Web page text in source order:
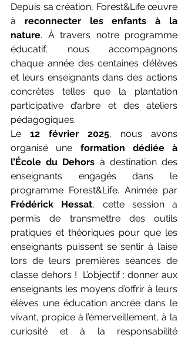
Depuis sa création, Forest&Life œuvre
à reconnecter les enfants à la
nature. À travers notre programme
éducatif, nous accompagnons
chaque année des centaines d’élèves
et leurs enseignants dans des actions
concrètes telles que la plantation
participative d’arbre et des ateliers
pédagogiques.
Le 12 février 2025, nous avons
organisé une formation dédiée à
l’École du Dehors à destination des
enseignants engagés dans le
Frédérick Hessat, cette session a
permis de transmettre des outils
pratiques et théoriques pour que les
enseignants puissent se sentir à l’aise
lors de leurs premières séances de
classe dehors !  L’objectif : donner aux
enseignants les moyens d’offrir à leurs
élèves une éducation ancrée dans le
vivant, propice à l’émerveillement, à la
curiosité et à la responsabilité